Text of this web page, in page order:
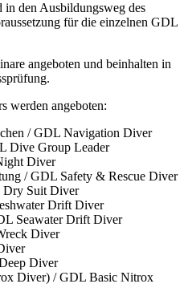
den Ausbildungsweg des
für die einzelnen GDL
angeboten und beinhalten in
werden angeboten:
/ GDL Navigation Diver
Dive Group Leader
Diver
/ GDL Safety & Rescue Diver
Dry Suit Diver
Drift Diver
Seawater Drift Diver
Diver
Diver
Diver) / GDL Basic Nitrox